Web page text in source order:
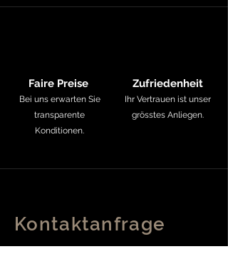
Faire Preise
Bei uns erwarten Sie
transparente
Konditionen.
Zufriedenheit
Ihr Vertrauen ist unser
grösstes Anliegen.
Kontaktanfrage